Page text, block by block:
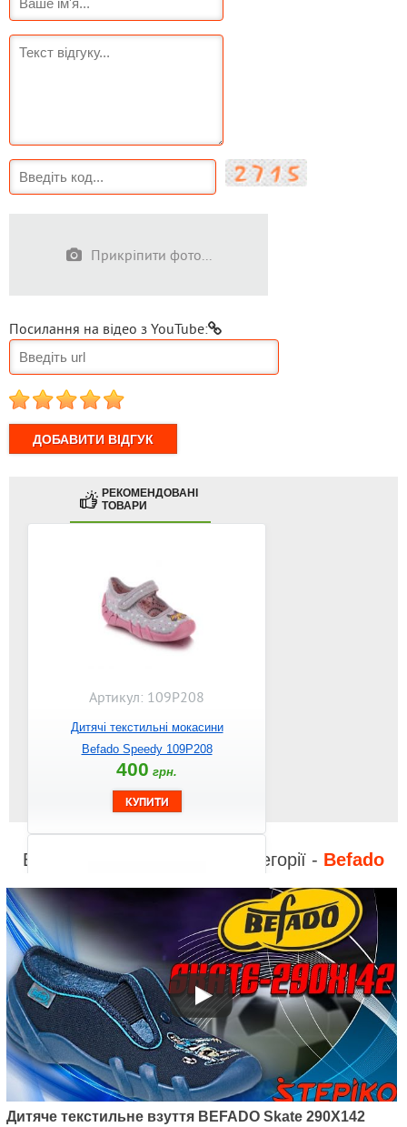
Прикріпити фото...
Посилання на відео з YouTube:
1 2 3 4 5
РЕКОМЕНДОВАНІ
ТОВАРИ
Артикул: 109P208
Дитячі текстильні мокасини
Befado Speedy 109P208
400 грн.
Артикул: 538P037
Дитячі текстильні мокасини
Befado Honey 538P037
400грн.
Відео до інших товарів з категорії - Befado
Дитяче текстильне взуття BEFADO Skate 290X142